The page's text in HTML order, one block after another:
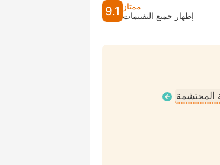
ممتاز
إظهار جميع التقييمات 9.1
المحتشمة